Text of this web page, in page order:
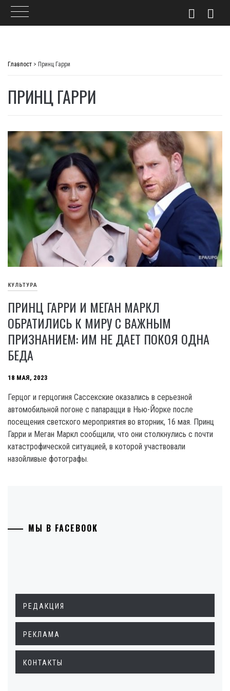
Главпост > Принц Гарри
ПРИНЦ ГАРРИ
КУЛЬТУРА
ПРИНЦ ГАРРИ И МЕГАН МАРКЛ
ОБРАТИЛИСЬ К МИРУ С ВАЖНЫМ
ПРИЗНАНИЕМ: ИМ НЕ ДАЕТ ПОКОЯ ОДНА
БЕДА
18 МАЯ, 2023
Герцог и герцогиня Сассекские оказались в серьезной
автомобильной погоне с папарацци в Нью-Йорке после
посещения светского мероприятия во вторник, 16 мая. Принц
Гарри и Меган Маркл сообщили, что они столкнулись с почти
катастрофической ситуацией, в которой участвовали
назойливые фотографы.
МЫ В FACEBOOK
РЕДАКЦИЯ
РЕКЛАМА
КОНТАКТЫ